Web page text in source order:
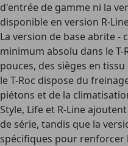
d'entrée de gamme ni la
disponible en version R-
La version de base abrite -
minimum absolu dans le T-
pouces, des sièges en
le T-Roc dispose du
piétons et de la
Style, Life et R-Line
de série, tandis que la
spécifiques pour